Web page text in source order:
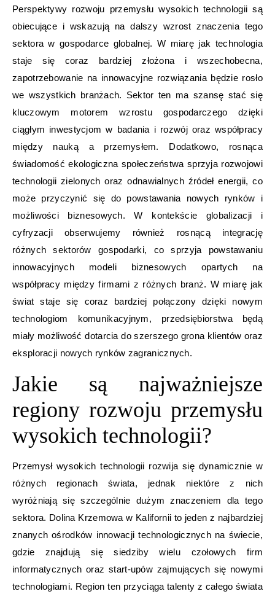
Perspektywy rozwoju przemysłu wysokich technologii są
obiecujące i wskazują na dalszy wzrost znaczenia tego
sektora w gospodarce globalnej. W miarę jak technologia
staje się coraz bardziej złożona i wszechobecna,
zapotrzebowanie na innowacyjne rozwiązania będzie rosło
we wszystkich branżach. Sektor ten ma szansę stać się
kluczowym motorem wzrostu gospodarczego dzięki
ciągłym inwestycjom w badania i rozwój oraz współpracy
między nauką a przemysłem. Dodatkowo, rosnąca
świadomość ekologiczna społeczeństwa sprzyja rozwojowi
technologii zielonych oraz odnawialnych źródeł energii, co
może przyczynić się do powstawania nowych rynków i
możliwości biznesowych. W kontekście globalizacji i
cyfryzacji obserwujemy również rosnącą integrację
różnych sektorów gospodarki, co sprzyja powstawaniu
innowacyjnych modeli biznesowych opartych na
współpracy między firmami z różnych branż. W miarę jak
świat staje się coraz bardziej połączony dzięki nowym
technologiom komunikacyjnym, przedsiębiorstwa będą
miały możliwość dotarcia do szerszego grona klientów oraz
eksploracji nowych rynków zagranicznych.
Jakie są najważniejsze
regiony rozwoju przemysłu
wysokich technologii?
Przemysł wysokich technologii rozwija się dynamicznie w
różnych regionach świata, jednak niektóre z nich
wyróżniają się szczególnie dużym znaczeniem dla tego
sektora. Dolina Krzemowa w Kalifornii to jeden z najbardziej
znanych ośrodków innowacji technologicznych na świecie,
gdzie znajdują się siedziby wielu czołowych firm
informatycznych oraz start-upów zajmujących się nowymi
technologiami. Region ten przyciąga talenty z całego świata